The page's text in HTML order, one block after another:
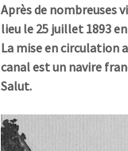
Après de nombreuses
lieu le 25 juillet 1893
La mise en circulation
canal est un navire
Salut.